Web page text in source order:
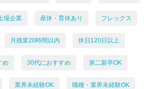
上場企業 産休・育休あり フレックス
月残業20時間以内 休日120日以上
め 30代におすすめ 第二新卒OK
業界未経験OK 職種・業界未経験OK